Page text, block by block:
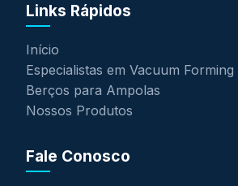
Links Rápidos
Início
Especialistas em Vacuum Forming
Berços para Ampolas
Nossos Produtos
Fale Conosco